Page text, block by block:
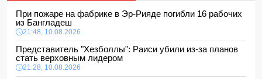
При пожаре на фабрике в Эр-Рияде погибли 16 рабочих
из Бангладеш
21:48, 10.08.2026
Представитель "Хезболлы": Раиси убили из-за планов
стать верховным лидером
21:28, 10.08.2026